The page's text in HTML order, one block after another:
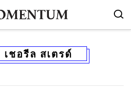
เชอรีล สเตรด์